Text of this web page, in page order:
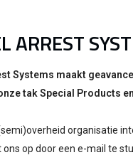
ARREST
Systems maakt
tak Special Products
organisatie
op door een e-mail te